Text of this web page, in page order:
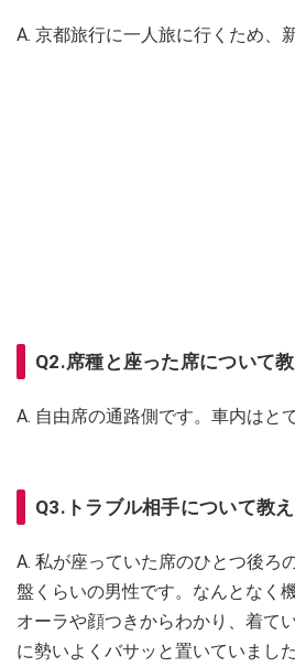
A. 京都旅行に一人旅に行くため、
Q2.席種と座った席について教
A. 自由席の通路側です。車内はと
Q3.トラブル相手について教え
A. 私が座っていた席のひとつ後ろ
盤くらいの男性です。なんとなく
オーラや顔つきからわかり、着て
に勢いよくバサッと置いていました